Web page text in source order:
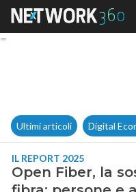
Ultimi articoli Digital
IL REPORT 2025
Open Fiber, la